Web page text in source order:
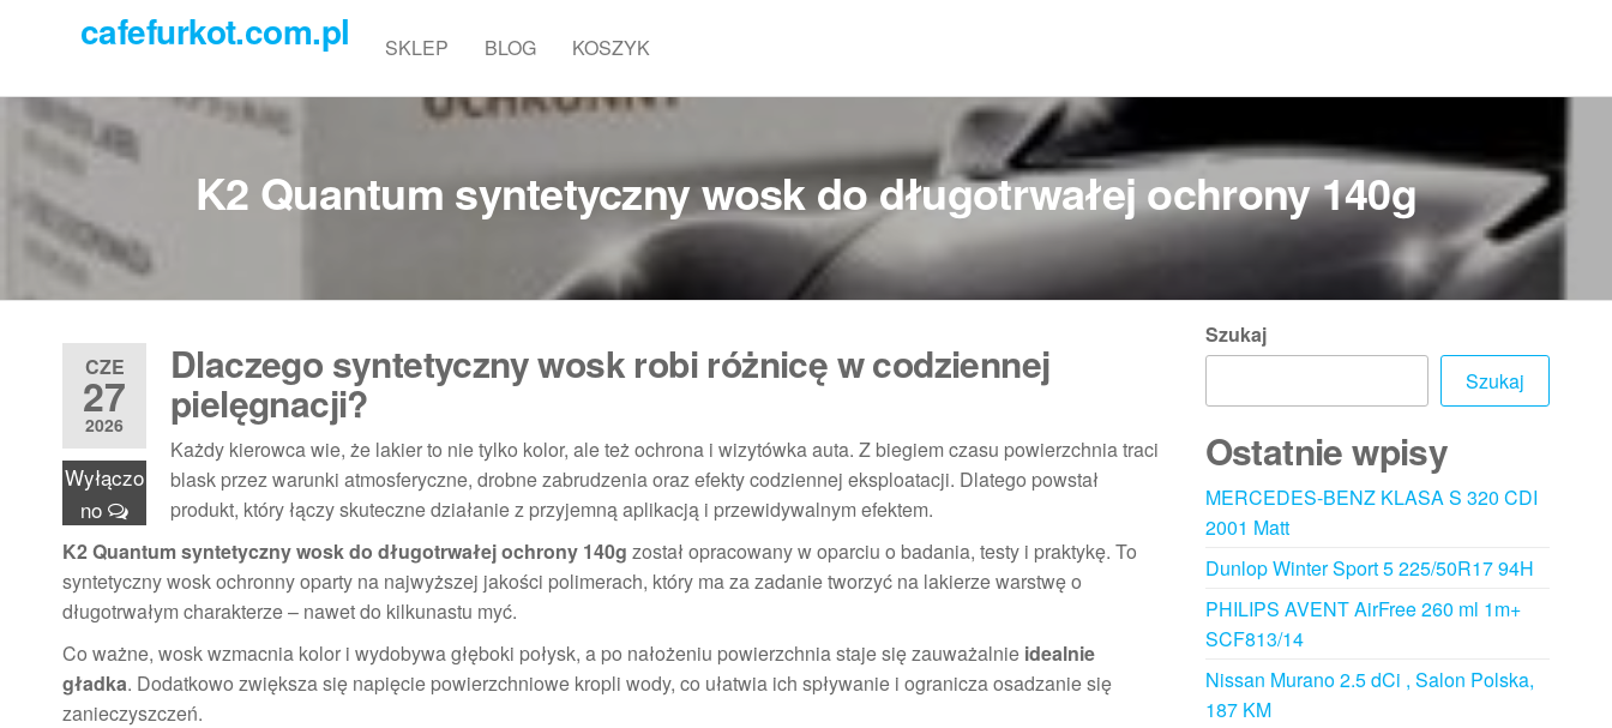
cafefurkot.com.pl SKLEP BLOG KOSZYK
K2 Quantum syntetyczny wosk do długotrwałej ochrony 140g
CZE
27
2026
Wyłączo
no
Dlaczego syntetyczny wosk robi różnicę w codziennej
pielęgnacji?
Każdy kierowca wie, że lakier to nie tylko kolor, ale też ochrona i wizytówka auta. Z biegiem czasu powierzchnia traci
blask przez warunki atmosferyczne, drobne zabrudzenia oraz efekty codziennej eksploatacji. Dlatego powstał
produkt, który łączy skuteczne działanie z przyjemną aplikacją i przewidywalnym efektem.
K2 Quantum syntetyczny wosk do długotrwałej ochrony 140g został opracowany w oparciu o badania, testy i praktykę. To
syntetyczny wosk ochronny oparty na najwyższej jakości polimerach, który ma za zadanie tworzyć na lakierze warstwę o
długotrwałym charakterze – nawet do kilkunastu myć.
Co ważne, wosk wzmacnia kolor i wydobywa głęboki połysk, a po nałożeniu powierzchnia staje się zauważalnie idealnie
gładka. Dodatkowo zwiększa się napięcie powierzchniowe kropli wody, co ułatwia ich spływanie i ogranicza osadzanie się
zanieczyszczeń.
Szukaj
Szukaj
Ostatnie wpisy
MERCEDES-BENZ KLASA S 320 CDI
2001 Matt
Dunlop Winter Sport 5 225/50R17 94H
PHILIPS AVENT AirFree 260 ml 1m+
SCF813/14
Nissan Murano 2.5 dCi , Salon Polska,
187 KM